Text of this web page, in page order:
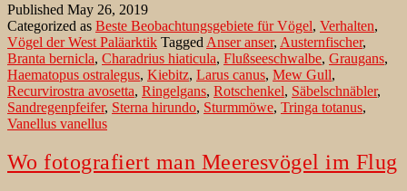
Published May 26, 2019
Categorized as Beste Beobachtungsgebiete für Vögel, Verhalten,
Vögel der West Paläarktik Tagged Anser anser, Austernfischer,
Branta bernicla, Charadrius hiaticula, Flußseeschwalbe, Graugans,
Haematopus ostralegus, Kiebitz, Larus canus, Mew Gull,
Recurvirostra avosetta, Ringelgans, Rotschenkel, Säbelschnäbler,
Sandregenpfeifer, Sterna hirundo, Sturmmöwe, Tringa totanus,
Vanellus vanellus
Wo fotografiert man Meeresvögel im Flug